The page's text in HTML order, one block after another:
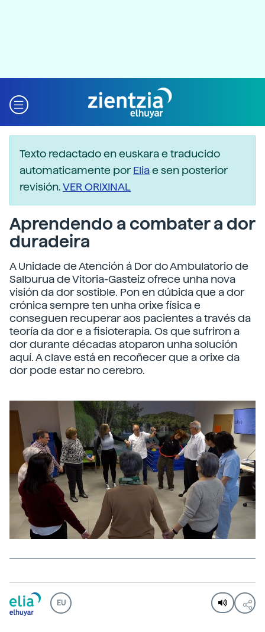
Texto redactado en euskara e traducido
automaticamente porEliae sen posterior
revisión.VER ORIXINAL
Aprendendo a combater a dor
duradeira
A Unidade de Atención á Dor do Ambulatorio de
Salburua de Vitoria-Gasteiz ofrece unha nova
visión da dor sostible. Pon en dúbida que a dor
crónica sempre ten unha orixe física e
conseguen recuperar aos pacientes a través da
teoría da dor e a fisioterapia. Os que sufriron a
dor durante décadas atoparon unha solución
aquí. A clave está en recoñecer que a orixe da
dor pode estar no cerebro.
EU